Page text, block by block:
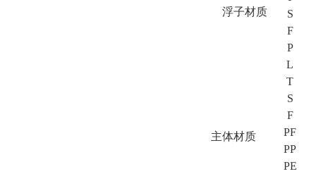
浮子材质
S
F
主体材质
P
L
T
S
F
PF
PP
PE